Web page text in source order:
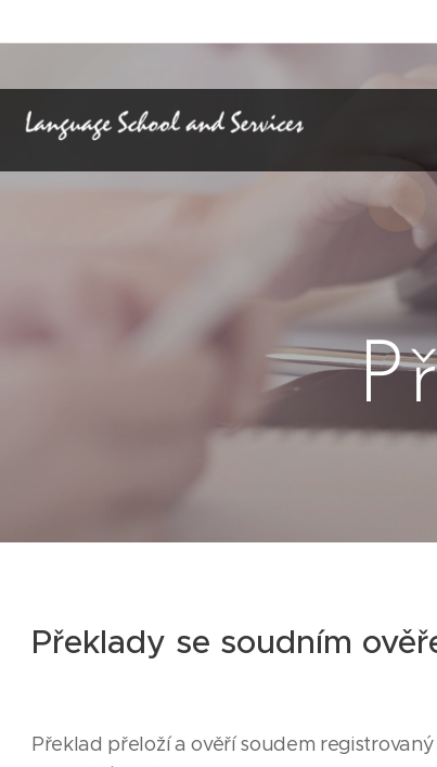
Překlady se soudním
Překlad přeloží a ověří soudem registrovaný